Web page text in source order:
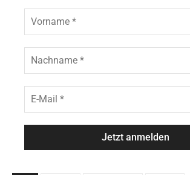
e
e
r
n
m
c
h
a
M
a
l